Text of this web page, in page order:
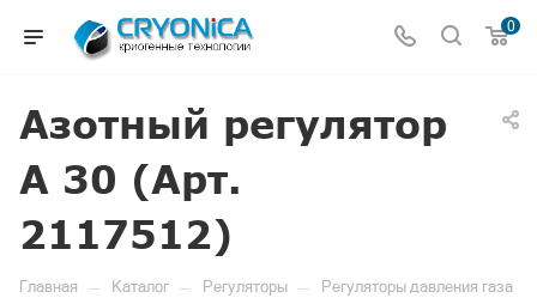
0
Азотный регулятор
А 30 (Арт.
2117512)
Главная — Каталог — Регуляторы — Регуляторы давления газа